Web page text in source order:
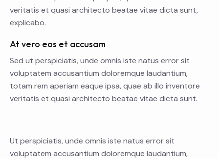
veritatis et quasi architecto beatae vitae dicta sunt,
explicabo.
At vero eos et accusam
Sed ut perspiciatis, unde omnis iste natus error sit
voluptatem accusantium doloremque laudantium,
totam rem aperiam eaque ipsa, quae ab illo inventore
veritatis et quasi architecto beatae vitae dicta sunt.
Ut perspiciatis, unde omnis iste natus error sit
voluptatem accusantium doloremque laudantium,